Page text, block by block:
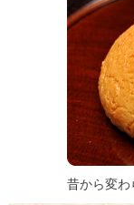
昔から変わ